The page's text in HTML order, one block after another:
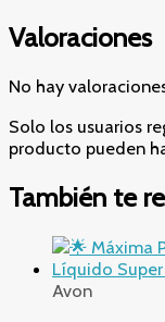
Valoraciones
No hay
Solo los usuarios
producto pueden
También te
Avon